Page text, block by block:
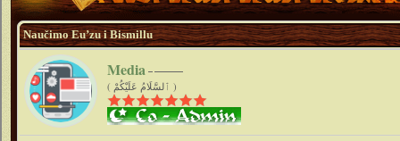
Naučimo Eu’zu i Bismillu
Media
( ٱلسَّلَامُ عَلَيْكُمْ )